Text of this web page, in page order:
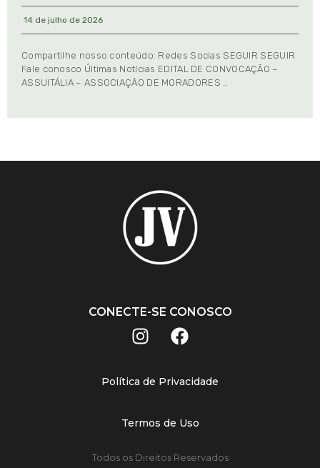
14 de julho de 2026
Compartilhe nosso conteúdo: Redes Socias SEGUIR SEGUIR
Fale conosco Últimas Notícias EDITAL DE CONVOCAÇÃO –
ASSUITÁLIA – ASSOCIAÇÃO DE MORADORES …
CONECTE-SE CONOSCO
Política de Privacidade
Termos de Uso
Todos os Direitos Reservados